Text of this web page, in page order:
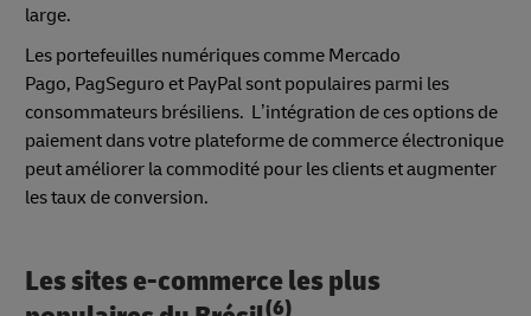
large.
Les portefeuilles numériques comme Mercado
Pago, PagSeguro et PayPal sont populaires parmi les
consommateurs brésiliens. L’intégration de ces options de
paiement dans votre plateforme de commerce électronique
peut améliorer la commodité pour les clients et augmenter
les taux de conversion.
Les sites e-commerce les plus
(6)